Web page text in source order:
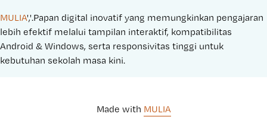
c
e
:
MULIA','.Papan digital inovatif yang memungkinkan pengajaran
lebih efektif melalui tampilan interaktif, kompatibilitas
Android & Windows, serta responsivitas tinggi untuk
kebutuhan sekolah masa kini.
Made with MULIA